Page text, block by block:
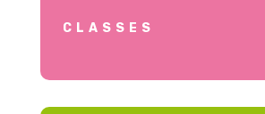
CLASSES